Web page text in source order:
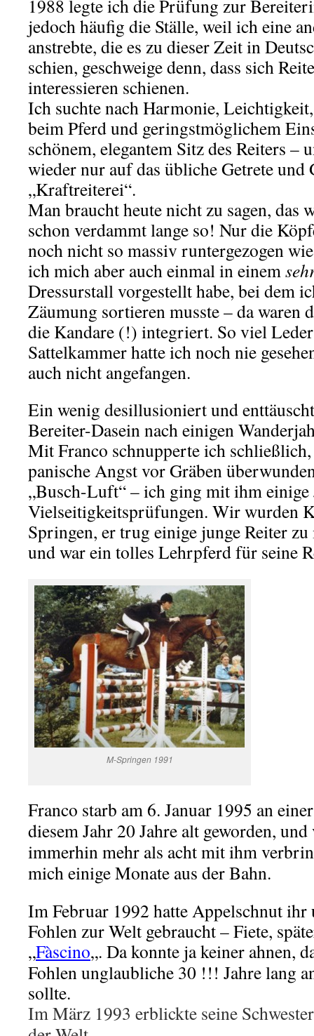
1988 legte ich die Prüfung zur
jedoch häufig die Ställe, weil ich eine
anstrebte, die es zu dieser Zeit in
schien, geschweige denn, dass sich
interessieren schienen.
Ich suchte nach Harmonie,
beim Pferd und geringstmöglichem
schönem, elegantem Sitz des Reiters –
wieder nur auf das übliche Getrete und
„Kraftreiterei“.
Man braucht heute nicht zu sagen, das
schon verdammt lange so! Nur die
noch nicht so massiv runtergezogen
ich mich aber auch einmal in einem
Dressurstall vorgestellt habe, bei dem
Zäumung sortieren musste – da waren
die Kandare (!) integriert. So viel
Sattelkammer hatte ich noch nie
auch nicht angefangen.
Ein wenig desillusioniert und
Bereiter-Dasein nach einigen
Mit Franco schnupperte ich schließlich,
panische Angst vor Gräben
„Busch-Luft“ – ich ging mit ihm einige
Vielseitigkeitsprüfungen. Wir wurden
Springen, er trug einige junge Reiter
und war ein tolles Lehrpferd für seine
M-Springen 1991
Franco starb am 6. Januar 1995 an
diesem Jahr 20 Jahre alt geworden,
immerhin mehr als acht mit ihm
mich einige Monate aus der Bahn.
Im Februar 1992 hatte Appelschnut ihr
Fohlen zur Welt gebraucht – Fiete,
„Fàscino„. Da konnte ja keiner ahnen,
Fohlen unglaubliche 30 !!! Jahre lang
sollte.
Im März 1993 erblickte seine